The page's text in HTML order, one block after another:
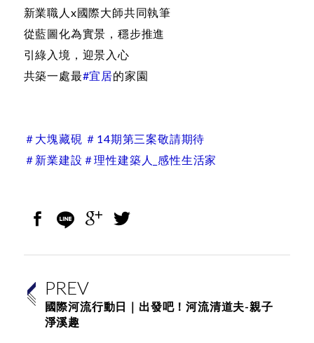
新業職人x國際大師共同執筆
從藍圖化為實景，穩步推進
引綠入境，迎景入心
共築一處最#宜居的家園
＃大塊藏硯 ＃14期第三案敬請期待
＃新業建設＃理性建築人_感性生活家
PREV
國際河流行動日｜出發吧！河流清道夫-親子
淨溪趣